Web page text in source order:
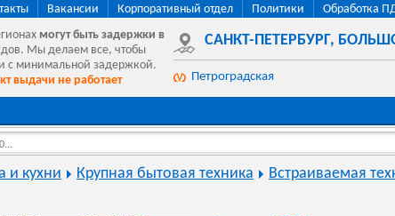
Вакансии Корпоративный отдел Политики Обработка
могут быть задержки в
Мы делаем все, чтобы
с минимальной задержкой.
выдачи не работает
САНКТ-ПЕТЕРБУРГ,
Петроградская
и кухни Крупная бытовая техника
Встраиваемая